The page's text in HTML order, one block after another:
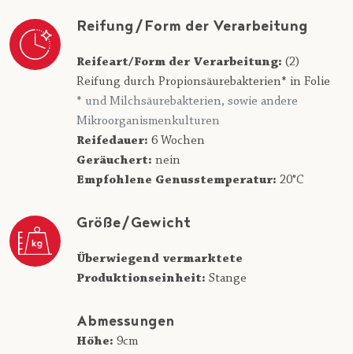
Reifung/Form der Verarbeitung
Reifeart/Form der Verarbeitung: (2)
Reifung durch Propionsäurebakterien* in Folie
* und Milchsäurebakterien, sowie andere
Mikroorganismenkulturen
Reifedauer: 6 Wochen
Geräuchert: nein
Empfohlene Genusstemperatur: 20°C
Größe/Gewicht
Überwiegend vermarktete
Produktionseinheit: Stange
Abmessungen
Höhe: 9cm